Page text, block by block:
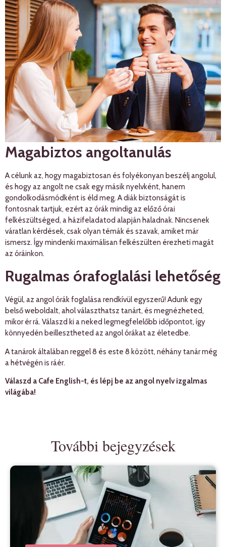
Magabiztos angoltanulás
A célunk az, hogy magabiztosan és folyékonyan beszélj angolul,
és hogy az angolt ne csak egy másik nyelvként, hanem
gondolkodásmódként is éld meg. A diák biztonságát is
fontosnak tartjuk, ezért az órák mindig az előző órai
felkészültséged, a házifeladatod alapján haladnak. Nincsenek
váratlan kérdések, csak olyan témák és szavak, amiket már
ismersz. Így mindenki maximálisan felkészülten érezheti magát
az óráinkon.
Rugalmas órafoglalási lehetőség
Végül, az angol órák foglalása rendkívül egyszerű! Adunk egy
belső weboldalt, ahol választhatsz tanárt, és megnézheted,
mikor ér rá. Válaszd ki a neked legmegfelelőbb időpontot, így
könnyedén beillesztheted az angol órákat az életedbe.
A tanárok általában reggel 8 és este 8 között, néhány tanár még
a hétvégén is ráér.
Válaszd a Cafe English-t, és lépj be az angol nyelv izgalmas
világába!
További bejegyzések